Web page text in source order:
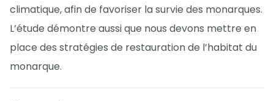
climatique, afin de favoriser la survie des monarques.
L’étude démontre aussi que nous devons mettre en
place des stratégies de restauration de l’habitat du
monarque.